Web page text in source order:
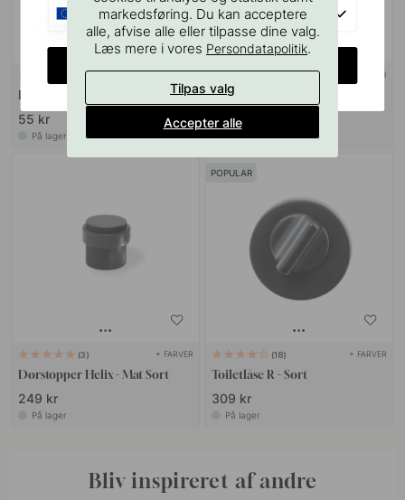
22
Dørgrebsstop - Sort 3st
55 kr
På lager
+ FARVER
Dørstopper Dexter - Mat Sort
209 kr
3 + FARVER
Dørstopper Helix - Mat Sort
249 kr
På lager
POPULAR
18 + FARVER
Toiletlåse R - Sort
309 kr
På lager
Bliv inspireret af andre
markedsføring. Du kan acceptere
alle, afvise alle eller tilpasse dine valg.
Læs mere i vores Persondatapolitik.
Tilpas valg
Accepter alle
EU